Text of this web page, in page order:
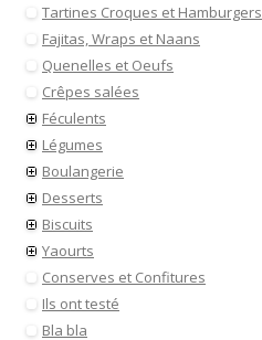
Tartines Croques et Hamburgers
Fajitas, Wraps et Naans
Quenelles et Oeufs
Crêpes salées
Féculents
Légumes
Boulangerie
Desserts
Biscuits
Yaourts
Conserves et Confitures
Ils ont testé
Bla bla